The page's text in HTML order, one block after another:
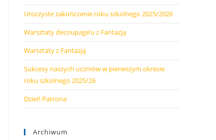
Uroczyste zakończenie roku szkolnego 2025/2026
Warsztaty decoupage’u z Fantazją
Warsztaty z Fantazją
Sukcesy naszych uczniów w pierwszym okresie
roku szkolnego 2025/26
Dzień Patrona
Archiwum